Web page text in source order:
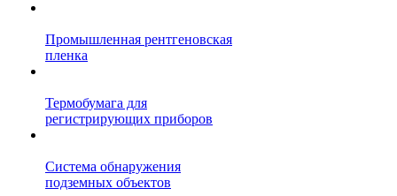
Промышленная рентгеновская
пленка
Термобумага для
регистрирующих приборов
Система обнаружения
подземных объектов